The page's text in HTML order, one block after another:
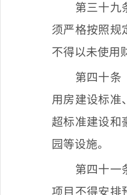
第三十九
须严格按照规
不得以未使用
第四十条
用房建设标准
超标准建设和
园等设施。
第四十一
项目不得安排